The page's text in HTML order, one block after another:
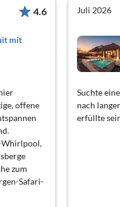
4.6
mit
offene
Whirlpool,
zum
Safari-
Juli 2026
Suchte
nach
erfüllte